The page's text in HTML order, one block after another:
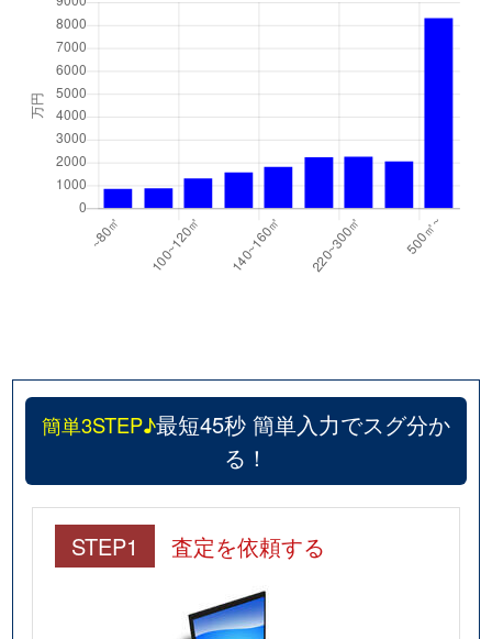
簡単3STEP♪最短45秒 簡単入力でスグ分か
る！
STEP1 査定を依頼する